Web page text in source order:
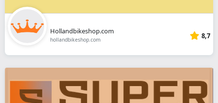
Hollandbikeshop.com
hollandbikeshop.com 8,7